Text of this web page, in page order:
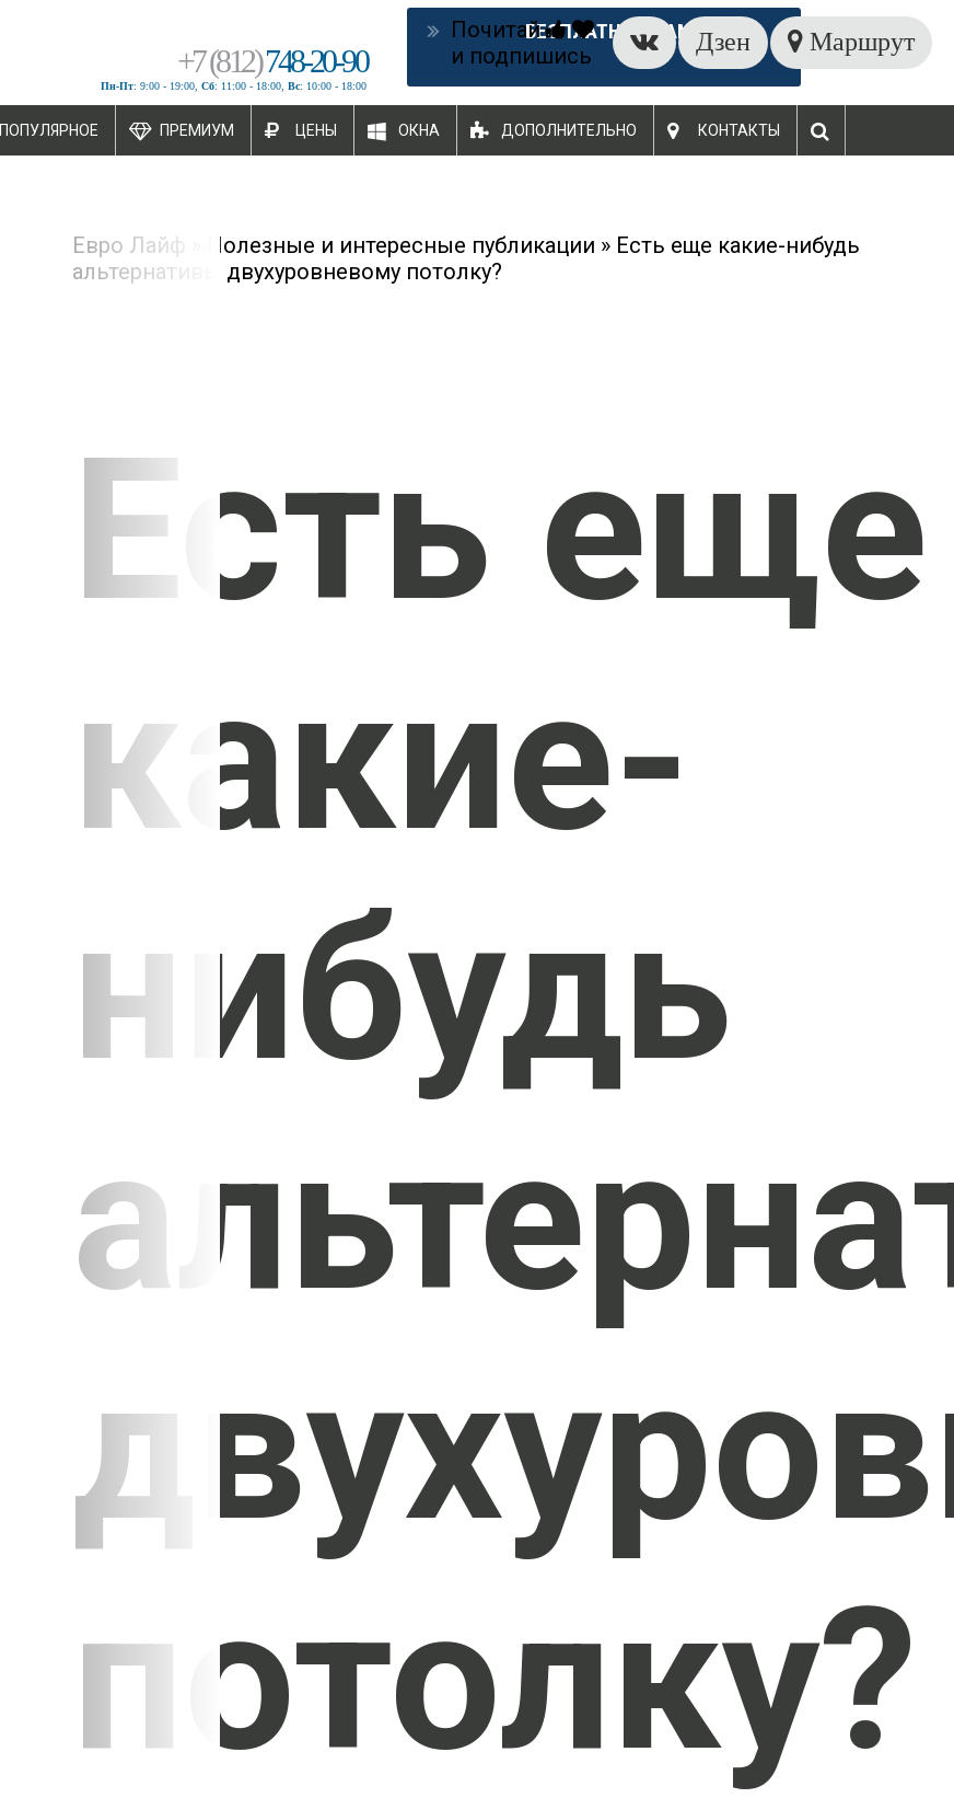
+7(812)748-20-90
Пн-Пт: 9:00 - 19:00, Сб: 11:00 - 18:00, Вс: 10:00 - 18:00
БЕСПЛАТНЫЙ ЗАМЕР
ПОПУЛЯРНОЕ ПРЕМИУМ ЦЕНЫ ОКНА ДОПОЛНИТЕЛЬНО КОНТАКТЫ
Почитай
и подпишись
Дзен Маршрут
Евро Лайф Полезные и интересные публикации » Есть еще какие-нибудь
альтернативы двухуровневому потолку?
Есть еще
какие-
нибудь
потолку?